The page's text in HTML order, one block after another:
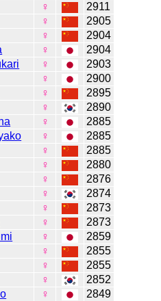
♀
2911
♀
2905
♀
2904
♀
2904
♀
2903
♀
2900
♀
2895
♀
2890
♀
2885
♀
2885
♀
2885
♀
2880
♀
2876
♀
2874
♀
2873
♀
2873
♀
2859
♀
2855
♀
2855
♀
2852
♀
2849